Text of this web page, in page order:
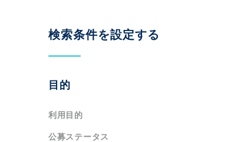
検索条件を設定する
目的
利用目的
公募ステータス